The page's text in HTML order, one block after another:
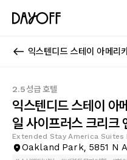
2.5성급 호텔
익스텐디드 스테이 아
일 사이프러스 크리크
Extended Stay America
Oakland Park, 5851 N